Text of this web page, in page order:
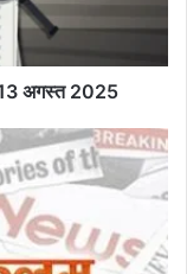
अगस्त 2025